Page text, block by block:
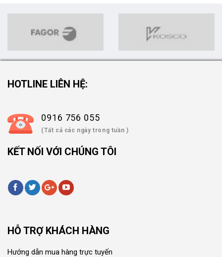
HOTLINE LIÊN HỆ:
0916 756 055
(Tất cả các ngày trong tuần )
KẾT NỐI VỚI CHÚNG TÔI
HỖ TRỢ KHÁCH HÀNG
Hướng dẫn mua hàng trực tuyến